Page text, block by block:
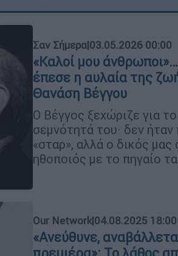
Σαν Σήμερα|03.05.2026 00:00
«Καλοί μου άνθρωποι»…
έπεσε η αυλαία της
Θανάση Βέγγου
Ο Βέγγος ξεχώριζε για
σεμνότητά του· δεν ήταν
«σταρ», αλλά ο δικός
ηθοποιός με το πηγαίο
Our Network|04.08.2025 18:00
«Ανεύθυνε,